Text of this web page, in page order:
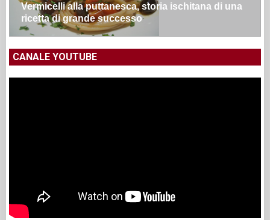
Vermicelli alla puttanesca, storia ischitana di una
ricetta di grande successo
CANALE YOUTUBE